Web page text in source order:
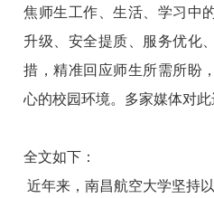
焦师生工作、生活、学习中
升级、安全提质、服务优化
措，精准回应师生所需所盼
心的校园环境。多家媒体对此
全文如下：
近年来，南昌航空大学坚持